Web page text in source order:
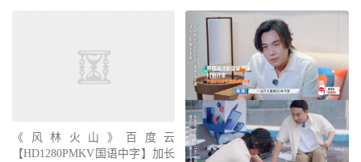
《风林火山》百度云
【HD1280PMKV国语中字】加长